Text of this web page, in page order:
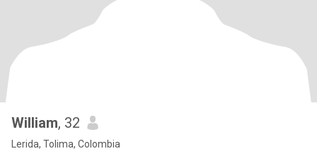
William, 32
Lerida, Tolima, Colombia